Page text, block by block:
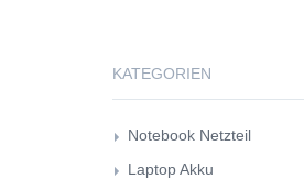
KATEGORIEN
Notebook Netzteil
Laptop Akku